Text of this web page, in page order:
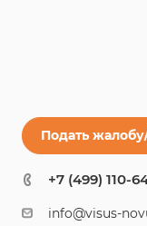
Подать
+7 (499) 110-
info@visus-